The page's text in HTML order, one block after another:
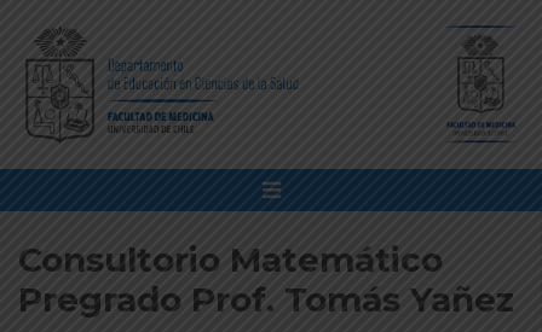
Consultorio Matemático
Pregrado Prof. Tomás Yañez